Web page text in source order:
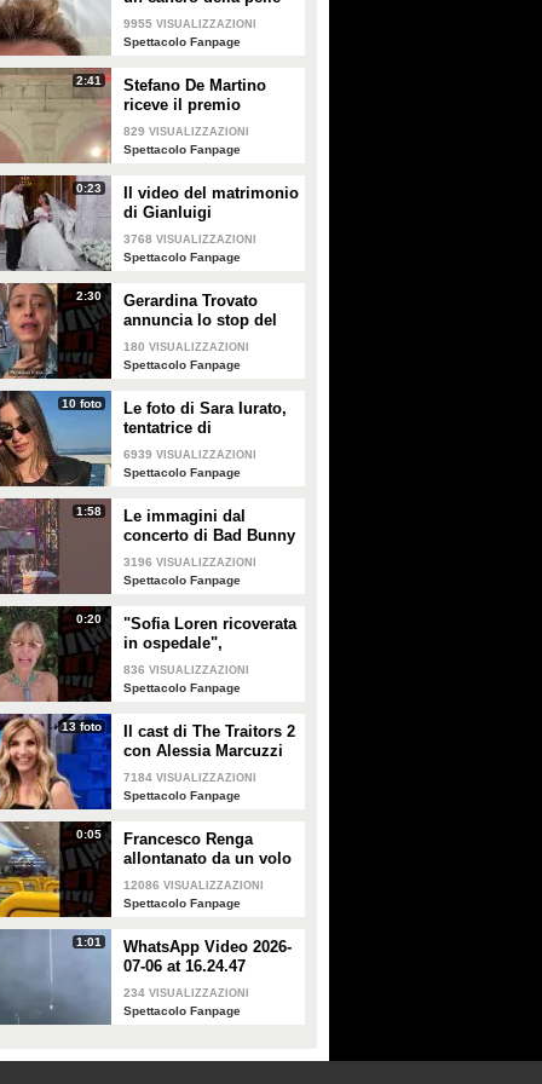
e apre al dibattito sulle
creme solari
9955 VISUALIZZAZIONI
Spettacolo Fanpage
2:41
Stefano De Martino
riceve il premio
intitolato al padre
Enrico
829 VISUALIZZAZIONI
Spettacolo Fanpage
0:23
Il video del matrimonio
di Gianluigi
Donnarumma e Alessia
Elefante
3768 VISUALIZZAZIONI
Spettacolo Fanpage
2:30
Gerardina Trovato
annuncia lo stop del
tour per problemi di
salute
180 VISUALIZZAZIONI
Spettacolo Fanpage
10 foto
Le foto di Sara Iurato,
tentatrice di
Temptation Island 2026
6939 VISUALIZZAZIONI
Spettacolo Fanpage
1:58
Le immagini dal
concerto di Bad Bunny
a Milano
3196 VISUALIZZAZIONI
Spettacolo Fanpage
0:20
"Sofia Loren ricoverata
in ospedale",
Alessandra Mussolini
smentisce: "È serena e
836 VISUALIZZAZIONI
Spettacolo Fanpage
13 foto
Il cast di The Traitors 2
con Alessia Marcuzzi
7184 VISUALIZZAZIONI
Spettacolo Fanpage
0:05
Francesco Renga
allontanato da un volo
Ryanair dopo una
discussione con gli
12086 VISUALIZZAZIONI
Spettacolo Fanpage
1:01
WhatsApp Video 2026-
07-06 at 16.24.47
234 VISUALIZZAZIONI
Spettacolo Fanpage